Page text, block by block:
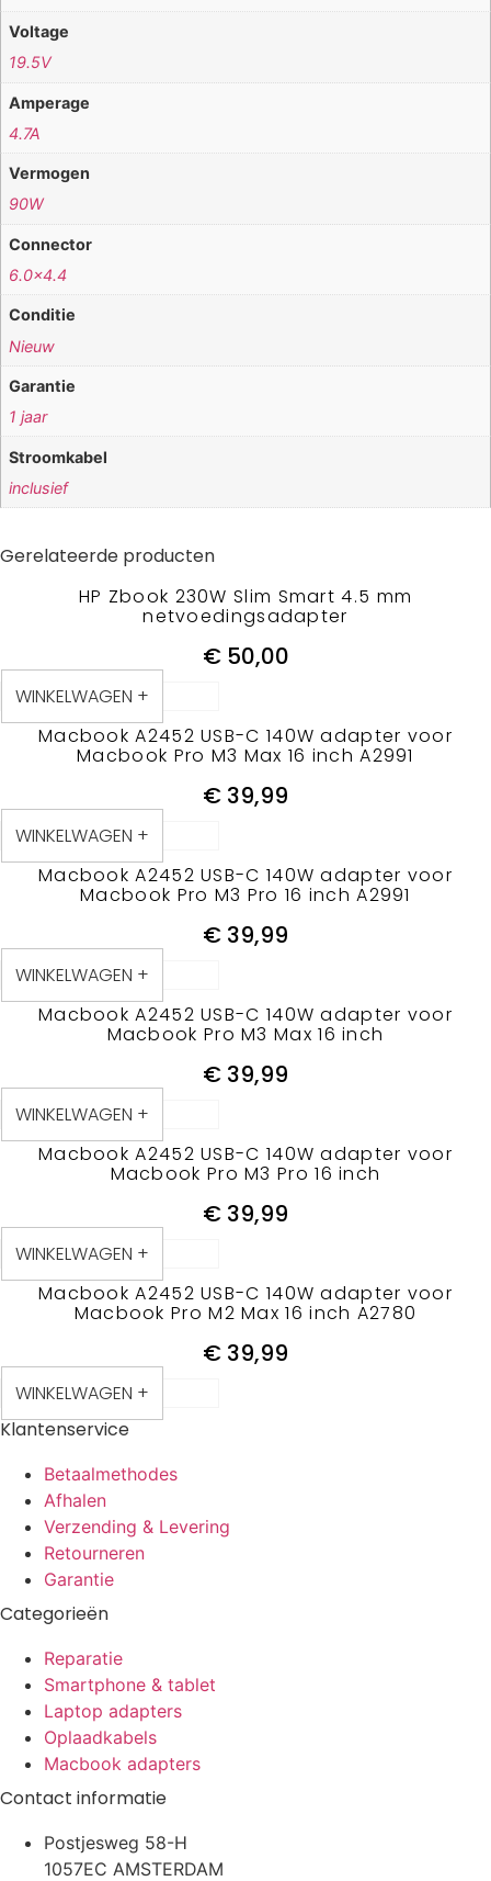
Voltage
19.5V
Amperage
4.7A
Vermogen
90W
Connector
6.0×4.4
Conditie
Nieuw
Garantie
1 jaar
Stroomkabel
inclusief
Gerelateerde producten
HP Zbook 230W Slim Smart 4.5 mm
netvoedingsadapter
€50,00
WINKELWAGEN +
Macbook A2452 USB-C 140W adapter voor
Macbook Pro M3 Max 16 inch A2991
€ 39,99
WINKELWAGEN +
Macbook A2452 USB-C 140W adapter voor
Macbook Pro M3 Pro 16 inch A2991
€ 39,99
WINKELWAGEN +
Macbook A2452 USB-C 140W adapter voor
Macbook Pro M3 Max 16 inch
€ 39,99
WINKELWAGEN +
Macbook A2452 USB-C 140W adapter voor
Macbook Pro M3 Pro 16 inch
€ 39,99
WINKELWAGEN +
Macbook A2452 USB-C 140W adapter voor
Macbook Pro M2 Max 16 inch A2780
€ 39,99
WINKELWAGEN +
Klantenservice
Betaalmethodes
Afhalen
Verzending & Levering
Retourneren
Garantie
Categorieën
Reparatie
Smartphone & tablet
Laptop adapters
Oplaadkabels
Macbook adapters
Contact informatie
Postjesweg 58-H
1057EC AMSTERDAM